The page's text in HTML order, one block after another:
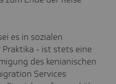
es in sozialen
- ist stets eine
des kenianischen
Services